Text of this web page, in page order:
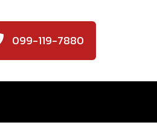
099-119-7880